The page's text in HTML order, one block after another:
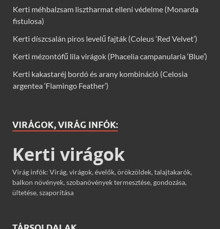
Kerti méhbalzsam lisztharmat elleni védelme (Monarda
fistulosa)
Kerti díszcsalán piros levelű fajták (Coleus ‘Red Velvet’)
Kerti mézontófű lila virágok (Phacelia campanularia ‘Blue’)
Kerti kakastaréj bordó és arany kombináció (Celosia
argentea ‘Flamingo Feather’)
VIRÁGOK, VIRÁG INFÓK:
Kerti virágok
Virág infók: Virág, virágok, évelők, örökzöldek, talajtakarók,
balkon növények, szobanövények termesztése, gondozása,
ültetése, szaporítása